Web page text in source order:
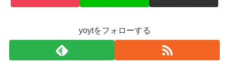
yoytをフォローする